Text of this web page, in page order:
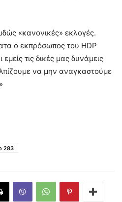
«κανονικές» εκλογές.
ο εκπρόσωπος του ΗDP
τις δικές μας δυνάμεις
να μην αναγκαστούμε
283